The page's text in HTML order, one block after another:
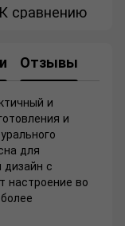
К сравнению
Отзывы
и
и
для
дизайн с
настроение во